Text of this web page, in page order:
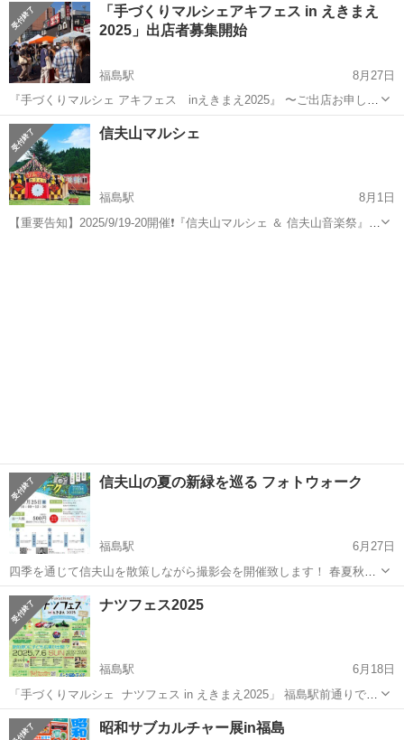
って来る‼️ ・予約不用の投げ銭制 ・雨天中止 ・座席70席以降立ち見
...
「手づくりマルシェアキフェス in えきまえ
2025」出店者募集開始
福島駅
8月27日
『手づくりマルシェ アキフェス inえきまえ2025』 〜ご出店お申し込
み受付開始です〜 【募集期間】 2025年8月24日(日)10:00〜 9月7日(日)
まで 【お...
福島 福島市 福島駅 展示会
信夫山マルシェ
福島駅
8月1日
【重要告知】2025/9/19-20開催❗️『信夫山マルシェ ＆ 信夫山音楽祭』出
信夫山の夏の新緑を巡る フォトウォーク
福島駅
6月27日
四季を通じて信夫山を散策しながら撮影会を開催致します！ 春夏秋冬
の信夫山をプロのカメラマンによる撮影講座をうけながら撮影してみ
ませんか！ 最終講座後撮影したみなさんの写真でフォトブックを制
作致します 信夫山の今まで知...
福島 福島市
ナツフェス2025
福島駅
6月18日
「手づくりマルシェ ナツフェス in えきまえ2025」 福島駅前通りでは
皆さんが楽しめるイベントになるよう企画を進めております！ 7
月6日(日)には、毎年恒例の「ナツフェス」開催。 福島県内の物産
福島 福島市 福島駅 マルシェ
昭和サブカルチャー展in福島